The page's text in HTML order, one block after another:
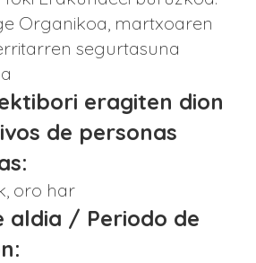
Organikoa, martxoaren
segurtasuna
eragiten dion
de personas
oro har
aldia / Periodo de